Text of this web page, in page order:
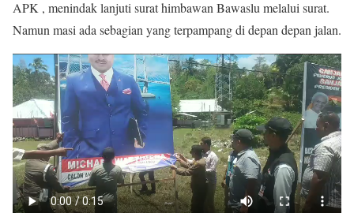
APK , menindak lanjuti surat himbawan Bawaslu melalui surat.
Namun masi ada sebagian yang terpampang di depan depan jalan.